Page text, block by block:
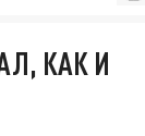
КАК И